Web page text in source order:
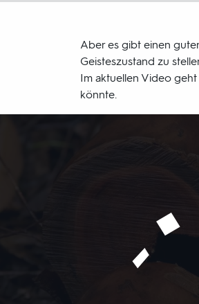
Aber es gibt einen
Geisteszustand zu
Im aktuellen Video
könnte.